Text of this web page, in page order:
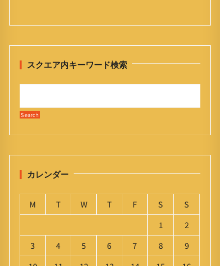
スクエア内キーワード検索
カレンダー
M T W T F S
S
1
2
3
4 5 6 7 8
9